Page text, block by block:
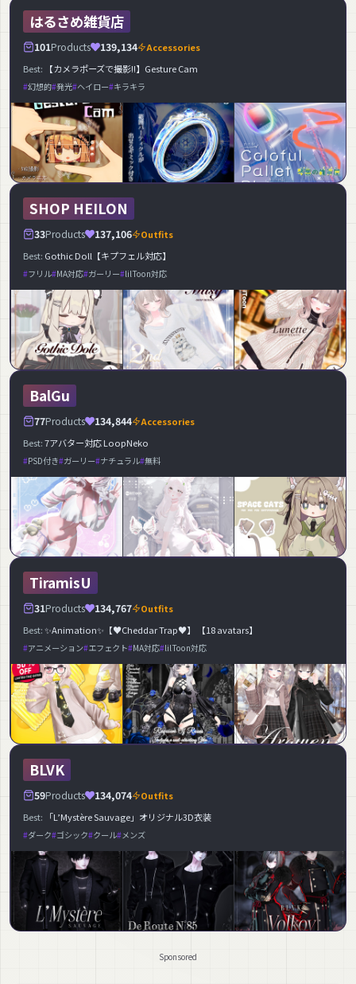
はるさめ雑貨店
101Products 139,134
Accessories
Best:
【カメラポーズで撮影!!】Gesture Cam
幻想的 発光 ヘイロー キラキラ
SHOP HEILON
33Products 137,106
Outfits
Best: Gothic Doll【キプフェル対応】
フリル MA対応 ガーリー lilToon対応
BalGu
77Products 134,844
Accessories
Best:7アバター対応 LoopNeko
PSD付き ガーリー ナチュラル 無料
TiramisU
31Products 134,767
Outfits
Best:✨Animation✨【♥Cheddar Trap♥】 【18 avatars】
アニメーション エフェクト MA対応 lilToon対応
BLVK
59Products 134,074
Outfits
Best:
「L’Mystère Sauvage」オリジナル3D衣装
ダーク ゴシック クール メンズ
Sponsored